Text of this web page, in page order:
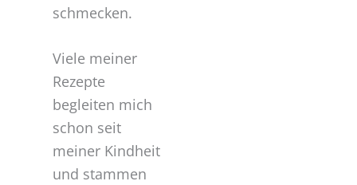
schmecken.
Viele meiner
Rezepte
begleiten mich
schon seit
meiner Kindheit
und stammen